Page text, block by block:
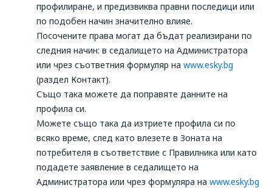
профилиране, и предизвиква правни последици или
по подобен начин значително влияе.
Посочените права могат да бъдат реализирани по
следния начин: в седалището на Администратора
или чрез съответния формуляр на www.esky.bg
(раздел Контакт).
Също така можете да поправяте данните на
профила си.
Можете също така да изтриете профила си по
всяко време, след като влезете в Зоната на
потребителя в съответствие с Правилника или като
подадете заявление в седалището на
Администратора или чрез формуляра на www.esky.bg